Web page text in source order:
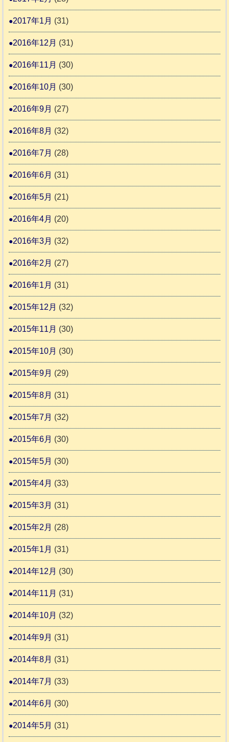
2017年1月 (31)
2016年12月 (31)
2016年11月 (30)
2016年10月 (30)
2016年9月 (27)
2016年8月 (32)
2016年7月 (28)
2016年6月 (31)
2016年5月 (21)
2016年4月 (20)
2016年3月 (32)
2016年2月 (27)
2016年1月 (31)
2015年12月 (32)
2015年11月 (30)
2015年10月 (30)
2015年9月 (29)
2015年8月 (31)
2015年7月 (32)
2015年6月 (30)
2015年5月 (30)
2015年4月 (33)
2015年3月 (31)
2015年2月 (28)
2015年1月 (31)
2014年12月 (30)
2014年11月 (31)
2014年10月 (32)
2014年9月 (31)
2014年8月 (31)
2014年7月 (33)
2014年6月 (30)
2014年5月 (31)